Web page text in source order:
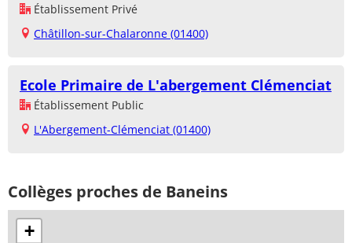
Établissement Privé
Châtillon-sur-Chalaronne (01400)
Ecole Primaire de L'abergement Clémenciat
Établissement Public
L'Abergement-Clémenciat (01400)
Collèges proches de Baneins
+